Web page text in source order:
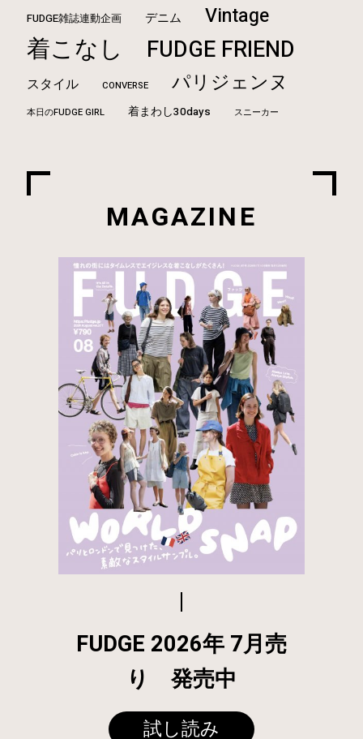
FUDGE雑誌連動企画 デニム Vintage
着こなし FUDGE FRIEND
スタイル CONVERSE パリジェンヌ
本日のFUDGE GIRL 着まわし30days スニーカー
MAGAZINE
FUDGE 2026年 7月売
り 発売中
試し読み